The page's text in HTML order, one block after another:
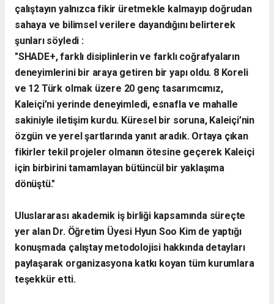
çalıştayın yalnızca fikir üretmekle kalmayıp doğrudan
sahaya ve bilimsel verilere dayandığını belirterek
şunları söyledi :
​"SHADE+, farklı disiplinlerin ve farklı coğrafyaların
deneyimlerini bir araya getiren bir yapı oldu. 8 Koreli
ve 12 Türk olmak üzere 20 genç tasarımcımız,
Kaleiçi’ni yerinde deneyimledi, esnafla ve mahalle
sakiniyle iletişim kurdu. Küresel bir soruna, Kaleiçi’nin
özgün ve yerel şartlarında yanıt aradık. Ortaya çıkan
fikirler tekil projeler olmanın ötesine geçerek Kaleiçi
için birbirini tamamlayan bütüncül bir yaklaşıma
dönüştü."
​Uluslararası akademik iş birliği kapsamında süreçte
yer alan Dr. Öğretim Üyesi Hyun Soo Kim de yaptığı
konuşmada çalıştay metodolojisi hakkında detayları
paylaşarak organizasyona katkı koyan tüm kurumlara
teşekkür etti.